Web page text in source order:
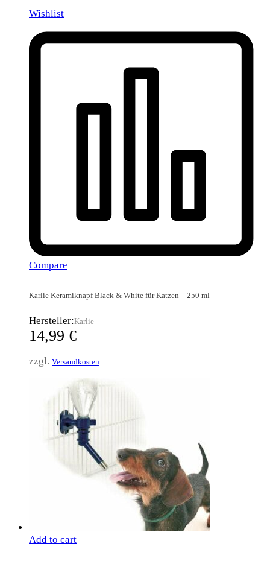
Wishlist
Compare
Karlie Keramiknapf Black & White für Katzen – 250 ml
Hersteller:Karlie
14,99 €
zzgl. Versandkosten
Add to cart